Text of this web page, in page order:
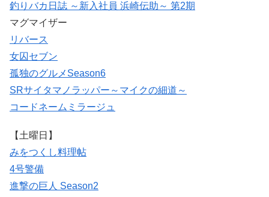
釣りバカ日誌 ～新入社員 浜崎伝助～ 第2期
マグマイザー
リバース
女囚セブン
孤独のグルメSeason6
SRサイタマノラッパー～マイクの細道～
コードネームミラージュ
【土曜日】
みをつくし料理帖
4号警備
進撃の巨人 Season2